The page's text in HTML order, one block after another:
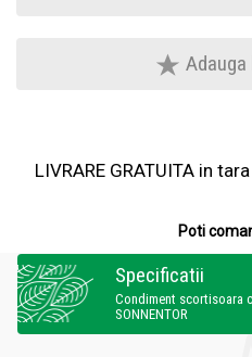
LIVRARE GRATUITA in
Poti
Specificatii
Condiment scortisoara
SONNENTOR